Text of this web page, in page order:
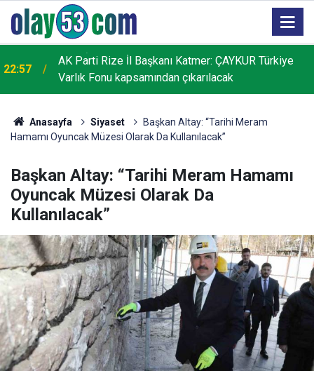
22:57
AK Parti Rize İl Başkanı Katmer: ÇAYKUR Türkiye
Varlık Fonu kapsamından çıkarılacak
Anasayfa Siyaset
Başkan Altay: “Tarihi Meram
Hamamı Oyuncak Müzesi Olarak Da Kullanılacak”
Başkan Altay: “Tarihi Meram Hamamı
Oyuncak Müzesi Olarak Da
Kullanılacak”